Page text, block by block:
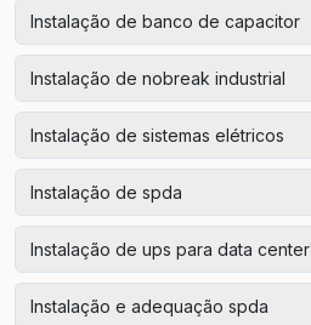
Instalação de banco de capacitor
Instalação de nobreak industrial
Instalação de sistemas elétricos
Instalação de spda
Instalação de ups para data center
Instalação e adequação spda